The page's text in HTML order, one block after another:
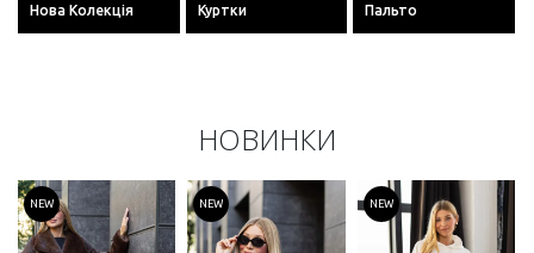
Нова Колекція Куртки Пальто
НОВИНКИ
NEW NEW NEW